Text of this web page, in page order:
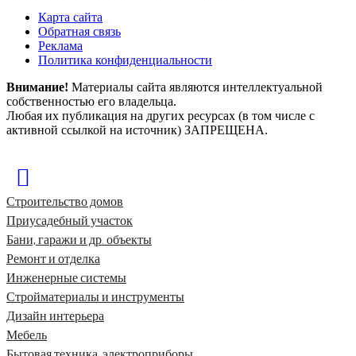
Карта сайта
Обратная связь
Реклама
Политика конфиденциальности
Внимание! Материалы сайта являются интеллектуальной
собственностью его владельца.
Любая их публикация на других ресурсах (в том числе с
активной ссылкой на источник) ЗАПРЕЩЕНА.
Строительство домов
Приусадебный участок
Бани, гаражи и др. объекты
Ремонт и отделка
Инженерные системы
Стройматериалы и инструменты
Дизайн интерьера
Мебель